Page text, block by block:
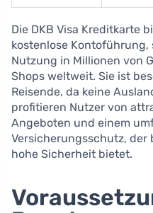
Die DKB Visa Kreditkarte
kostenlose
Nutzung in Millionen von
Shops weltweit. Sie ist
Reisende, da keine
profitieren Nutzer von
Angeboten und einem
Versicherungsschutz, der
hohe Sicherheit bietet.